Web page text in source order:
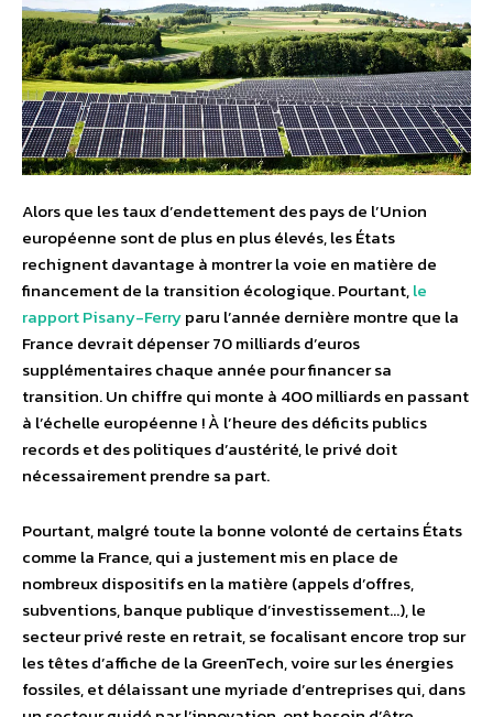
Alors que les taux d’endettement des pays de l’Union
européenne sont de plus en plus élevés, les États
rechignent davantage à montrer la voie en matière de
financement de la transition écologique. Pourtant,le
rapport Pisany-Ferryparu l’année dernière montre que la
France devrait dépenser 70 milliards d’euros
supplémentaires chaque année pour financer sa
transition. Un chiffre qui monte à 400 milliards en passant
à l’échelle européenne ! À l’heure des déficits publics
records et des politiques d’austérité, le privé doit
nécessairement prendre sa part.
Pourtant, malgré toute la bonne volonté de certains États
comme la France, qui a justement mis en place de
nombreux dispositifs en la matière (appels d’offres,
subventions, banque publique d’investissement…), le
secteur privé reste en retrait, se focalisant encore trop sur
les têtes d’affiche de la GreenTech, voire sur les énergies
fossiles, et délaissant une myriade d’entreprises qui, dans